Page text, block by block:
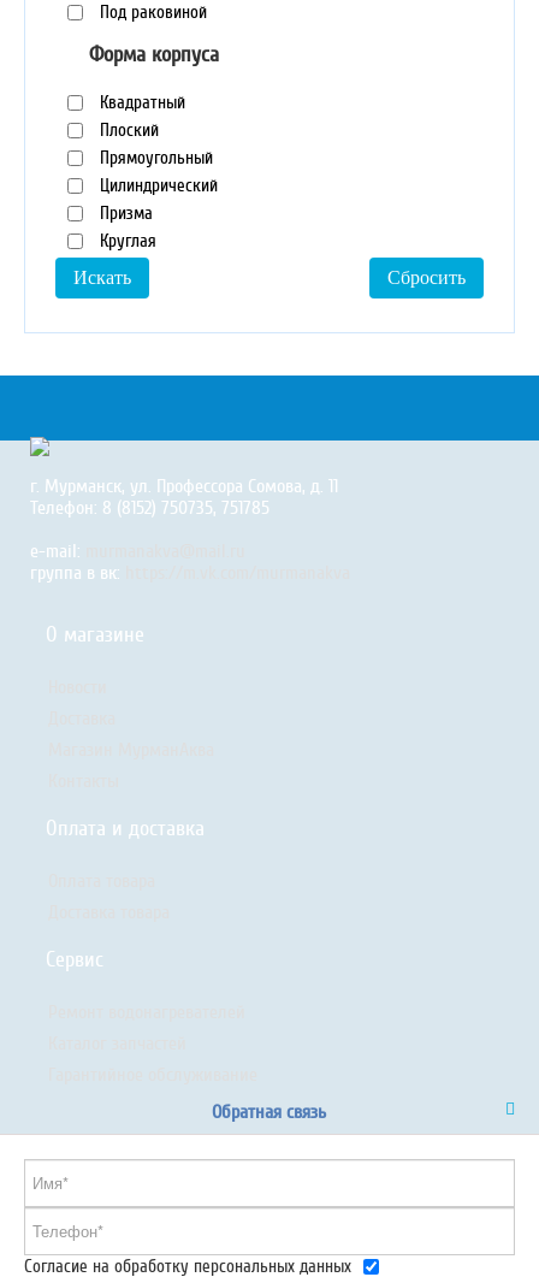
Под раковиной
Форма корпуса
Квадратный
Плоский
Прямоугольный
Цилиндрический
Призма
Круглая
г. Мурманск, ул. Профессора Сомова, д. 11
Телефон: 8 (8152) 750735, 751785
e-mail:
группа в вк:
О магазине
Оплата и доставка
Сервис
Обратная связь
Согласие на обработку персональных данных